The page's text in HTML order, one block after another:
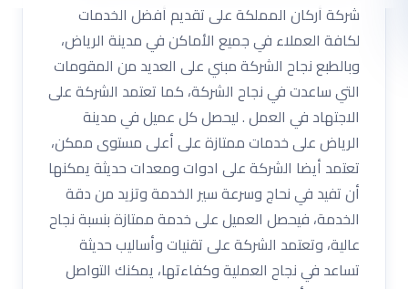
شركة أركان المملكة على تقديم أفضل الخدمات
لكافة العملاء في جميع الأماكن في مدينة الرياض،
وبالطبع نجاح الشركة مبني على العديد من المقومات
التي ساعدت في نجاح الشركة، كما تعتمد الشركة على
الاجتهاد في العمل . ليحصل كل عميل في مدينة
الرياض على خدمات ممتازة على أعلى مستوى ممكن،
تعتمد أيضا الشركة على ادوات ومعدات حديثة يمكنها
أن تفيد في نحاج وسرعة سير الخدمة وتزيد من دقة
الخدمة، فيحصل العميل على خدمة ممتازة بنسبة نجاح
عالية، وتعتمد الشركة على تقنيات وأساليب حديثة
تساعد في نجاح العملية وكفاءتها، يمكنك التواصل